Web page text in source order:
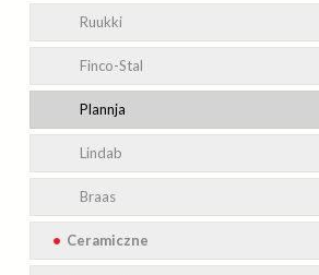
Polityka prywatności
Ruukki
Finco-Stal
Plannja
Lindab
Braas
Ceramiczne